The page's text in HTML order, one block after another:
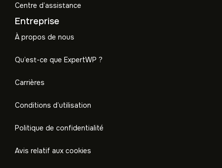
Centre d’assistance
Entreprise
À propos de nous
Qu’est-ce que ExpertWP ?
Carrières
Conditions d’utilisation
Politique de confidentialité
Avis relatif aux cookies